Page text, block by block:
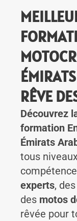
RÊVE
Découvrez
formation
Émirats
tous
experts, des
des motos
rêvée pour